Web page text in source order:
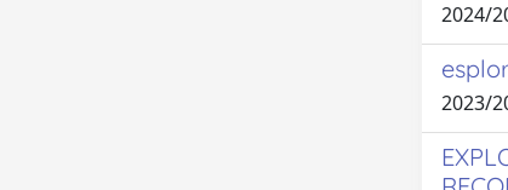
2024/
2023/